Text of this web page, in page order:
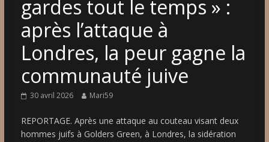
gardes tout le temps » :
après l’attaque à
Londres, la peur gagne la
communauté juive
30 avril 2026 Mari59
REPORTAGE. Après une attaque au couteau visant deux
hommes juifs à Golders Green, à Londres, la sidération